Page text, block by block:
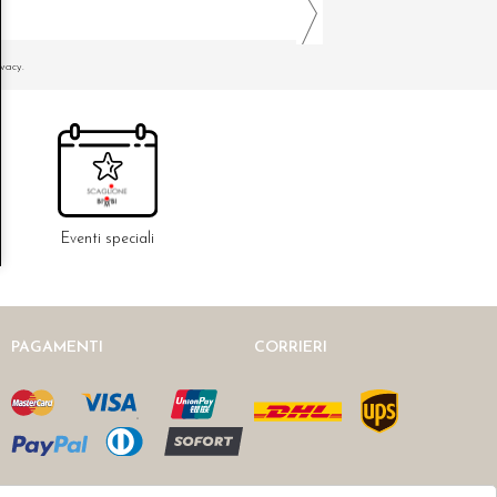
Eventi speciali
PAGAMENTI CORRIERI